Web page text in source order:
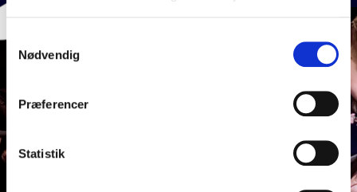
Samtykkevalg
Nødvendig
Præferencer
Statistik